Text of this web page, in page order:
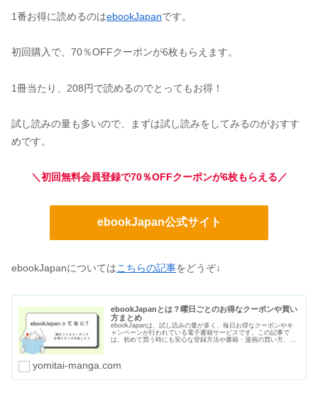
1番お得に読めるのはebookJapanです。
初回購入で、70％OFFクーポンが6枚もらえます。
1冊当たり、208円で読めるのでとってもお得！
試し読みの量も多いので、まずは試し読みをしてみるのがおすす
めです。
＼初回無料会員登録で70％OFFクーポンが6枚もらえる／
ebookJapan公式サイト
ebookJapanについてはこちらの記事をどうぞ↓
ebookJapanとは？曜日ごとのお得なクーポンや買い
方まとめ
ebookJapanは、試し読みの量が多く、毎日お得なクーポンやキ
ャンペーンが行われている電子書籍サービスです。この記事で
は、初めて買う時にも安心な登録方法や書籍・漫画の買い方、曜
yomitai-manga.com